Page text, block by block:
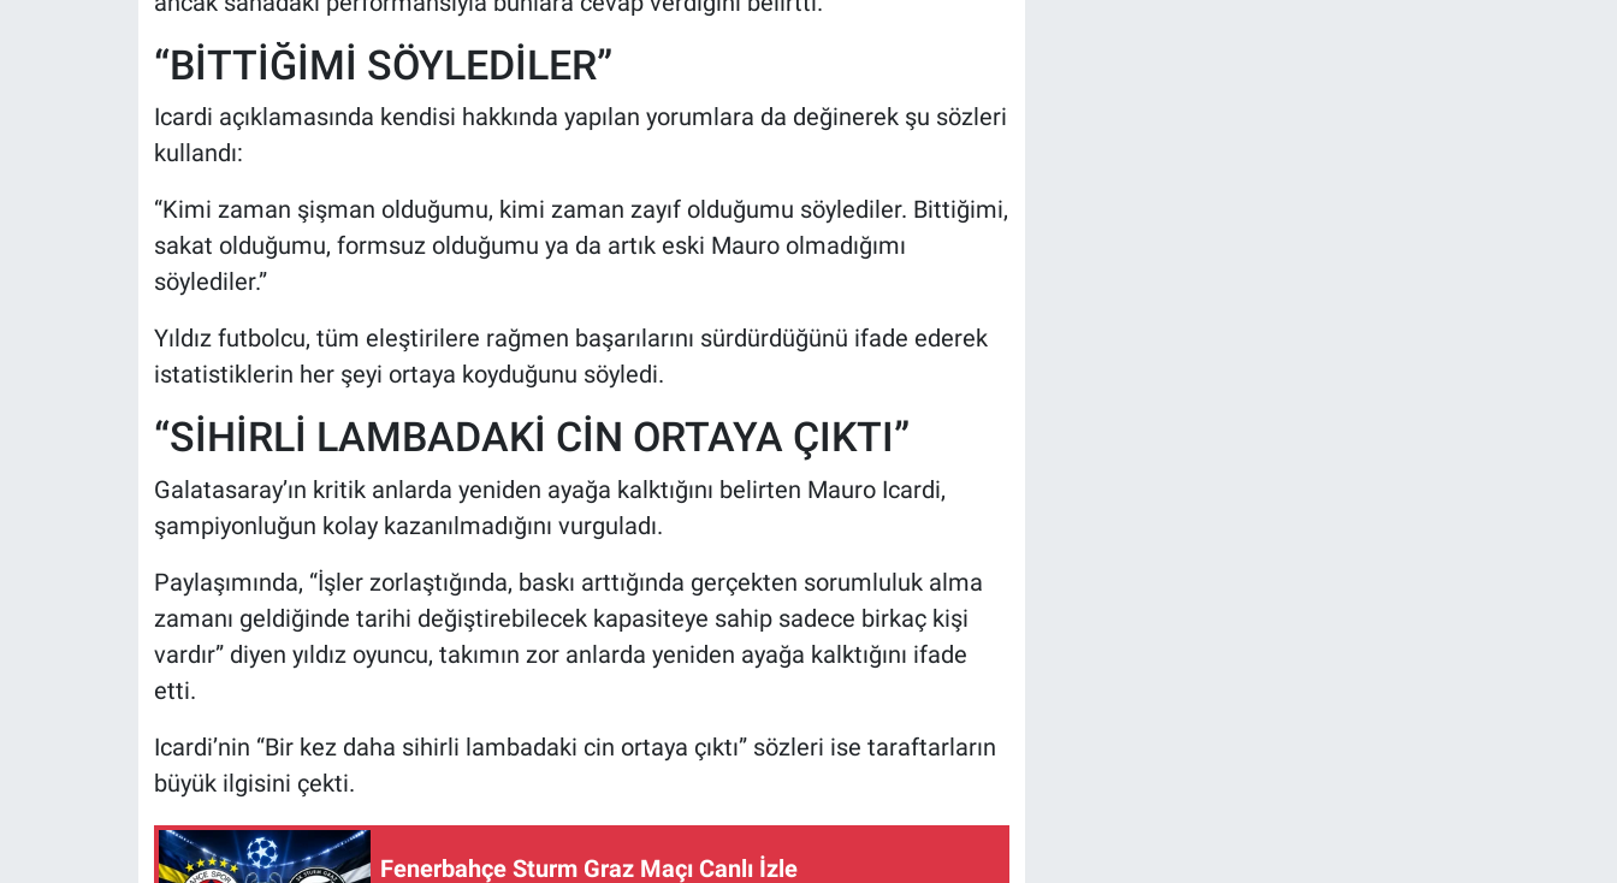
“BİTTİĞİMİ SÖYLEDİLER”
Icardi açıklamasında kendisi hakkında yapılan yorumlara da değinerek şu sözleri
kullandı:
“Kimi zaman şişman olduğumu, kimi zaman zayıf olduğumu söylediler. Bittiğimi,
sakat olduğumu, formsuz olduğumu ya da artık eski Mauro olmadığımı
söylediler.”
Yıldız futbolcu, tüm eleştirilere rağmen başarılarını sürdürdüğünü ifade ederek
istatistiklerin her şeyi ortaya koyduğunu söyledi.
“SİHİRLİ LAMBADAKİ CİN ORTAYA ÇIKTI”
Galatasaray’ın kritik anlarda yeniden ayağa kalktığını belirten Mauro Icardi,
şampiyonluğun kolay kazanılmadığını vurguladı.
Paylaşımında, “İşler zorlaştığında, baskı arttığında gerçekten sorumluluk alma
zamanı geldiğinde tarihi değiştirebilecek kapasiteye sahip sadece birkaç kişi
vardır” diyen yıldız oyuncu, takımın zor anlarda yeniden ayağa kalktığını ifade
etti.
Icardi’nin “Bir kez daha sihirli lambadaki cin ortaya çıktı” sözleri ise taraftarların
büyük ilgisini çekti.
Fenerbahçe Sturm Graz Maçı Canlı İzle